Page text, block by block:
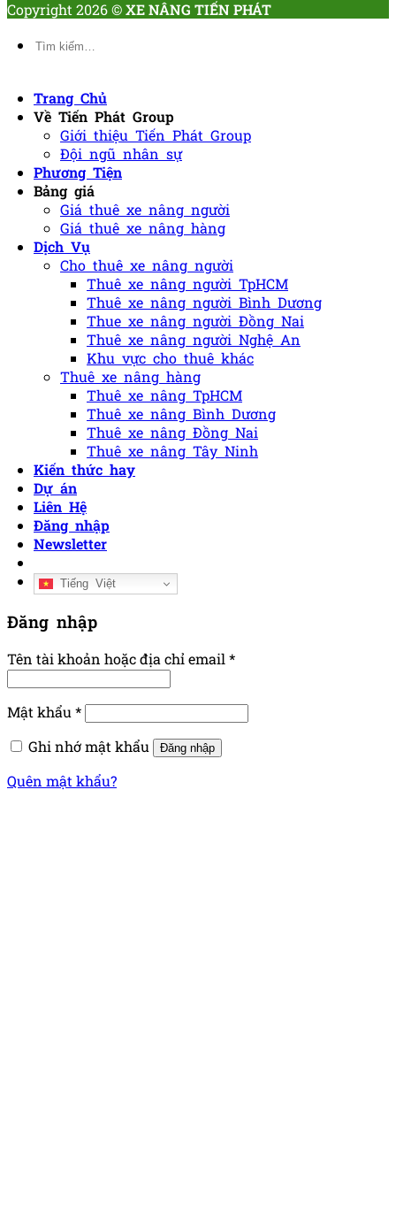
Copyright 2026 ©XE NÂNG TIẾN PHÁT
Tìm
Trang Chủ
Về Tiến Phát Group
Giới thiệu Tiến Phát Group
Đội ngũ nhân sự
Phương Tiện
Bảng giá
Giá thuê xe nâng người
Giá thuê xe nâng hàng
Dịch Vụ
Cho thuê xe nâng người
Thuê xe nâng người TpHCM
Thuê xe nâng người Bình Dương
Thue xe nâng người Đồng Nai
Thuê xe nâng người Nghệ An
Khu vực cho thuê khác
Thuê xe nâng hàng
Thuê xe nâng TpHCM
Thuê xe nâng Bình Dương
Thuê xe nâng Đồng Nai
Thuê xe nâng Tây Ninh
Kiến thức hay
Dự án
Liên Hệ
Đăng nhập
Newsletter
Tiếng Việt
Đăng nhập
Tên tài khoản hoặc địa chỉ email *
Mật khẩu *
Ghi nhớ mật khẩu
Đăng nhập
Quên mật khẩu?